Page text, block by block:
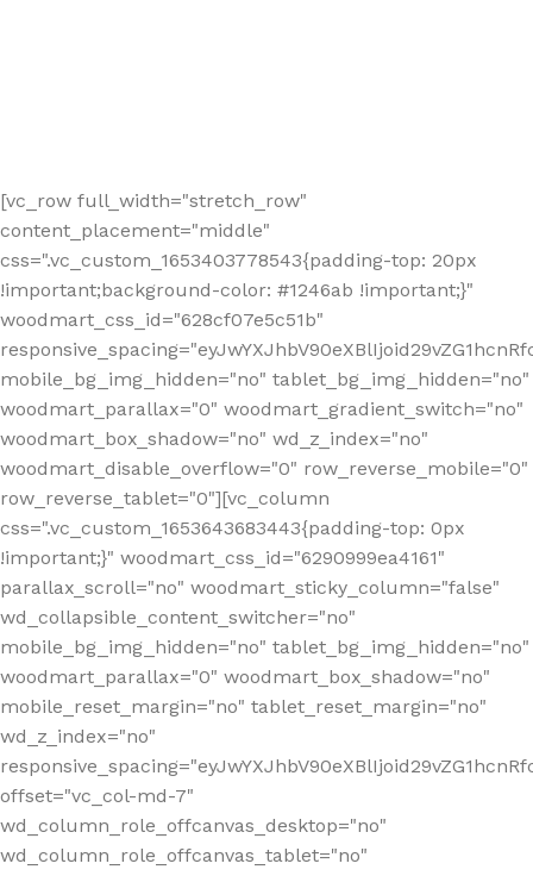
[vc_row full_width="stretch_row"
content_placement="middle"
css=".vc_custom_1653403778543{padding-top: 20px
!important;background-color: #1246ab !important;}"
woodmart_css_id="628cf07e5c51b"
mobile_bg_img_hidden="no" tablet_bg_img_hidden="no"
woodmart_parallax="0" woodmart_gradient_switch="no"
woodmart_box_shadow="no" wd_z_index="no"
woodmart_disable_overflow="0" row_reverse_mobile="0"
row_reverse_tablet="0"][vc_column
css=".vc_custom_1653643683443{padding-top: 0px
!important;}" woodmart_css_id="6290999ea4161"
parallax_scroll="no" woodmart_sticky_column="false"
wd_collapsible_content_switcher="no"
mobile_bg_img_hidden="no" tablet_bg_img_hidden="no"
woodmart_parallax="0" woodmart_box_shadow="no"
mobile_reset_margin="no" tablet_reset_margin="no"
wd_z_index="no"
offset="vc_col-md-7"
wd_column_role_offcanvas_desktop="no"
wd_column_role_offcanvas_tablet="no"